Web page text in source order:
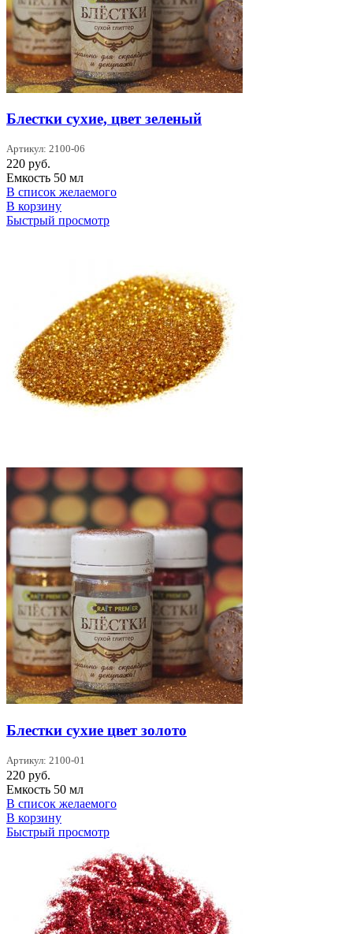
Блестки сухие, цвет зеленый
Артикул: 2100-06
220 руб.
Емкость 50 мл
В список желаемого
В корзину
Быстрый просмотр
Блестки сухие цвет золото
Артикул: 2100-01
220 руб.
Емкость 50 мл
В список желаемого
В корзину
Быстрый просмотр